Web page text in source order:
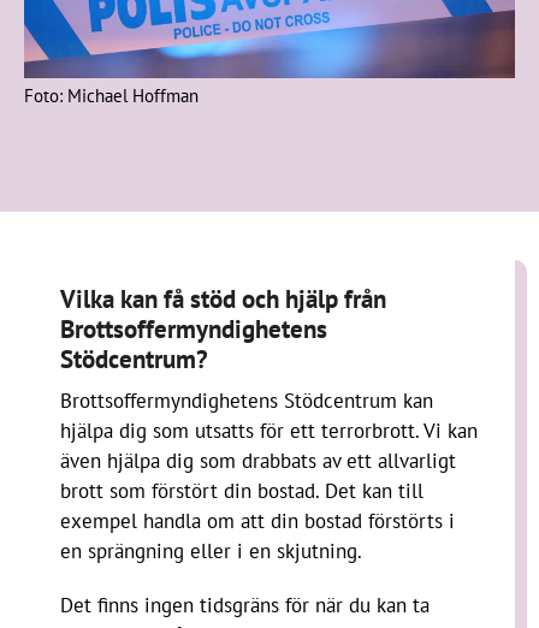
Foto: Michael Hoffman
Vilka kan få stöd och hjälp från
Brottsoffermyndighetens
Stödcentrum?
Brottsoffermyndighetens Stödcentrum kan
hjälpa dig som utsatts för ett terrorbrott. Vi kan
även hjälpa dig som drabbats av ett allvarligt
brott som förstört din bostad. Det kan till
exempel handla om att din bostad förstörts i
en sprängning eller i en skjutning.
Det finns ingen tidsgräns för när du kan ta